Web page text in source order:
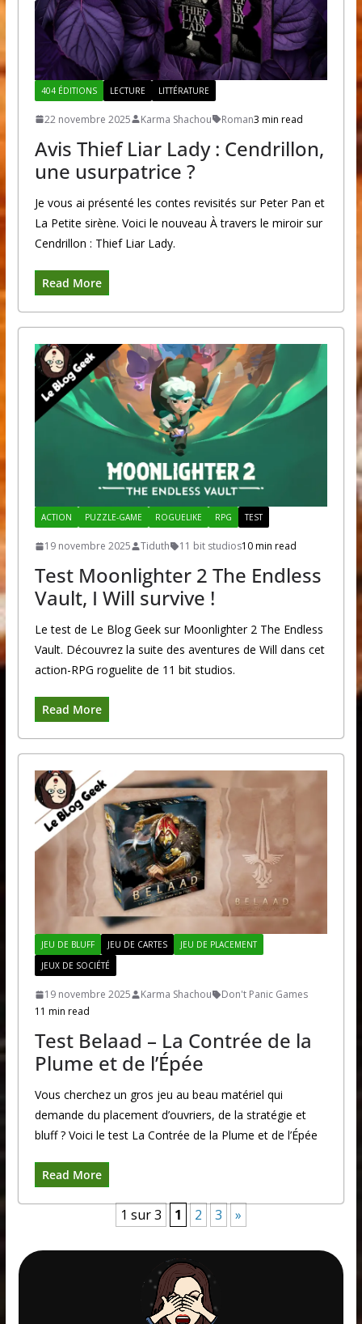
404 ÉDITIONS LECTURE LITTÉRATURE
22 novembre 2025 Karma Shachou Roman3 min read
Avis Thief Liar Lady : Cendrillon,
une usurpatrice ?
Je vous ai présenté les contes revisités sur Peter Pan et
La Petite sirène. Voici le nouveau À travers le miroir sur
Cendrillon : Thief Liar Lady.
Read More
ACTION PUZZLE-GAME ROGUELIKE RPG TEST
19 novembre 2025 Tiduth 11 bit studios10 min read
Test Moonlighter 2 The Endless
Vault, I Will survive !
Le test de Le Blog Geek sur Moonlighter 2 The Endless
Vault. Découvrez la suite des aventures de Will dans cet
action-RPG roguelite de 11 bit studios.
Read More
JEU DE BLUFF JEU DE CARTES
JEU DE PLACEMENT
JEUX DE SOCIÉTÉ
19 novembre 2025 Karma Shachou
Don't Panic Games
11 min read
Test Belaad – La Contrée de la
Plume et de l’Épée
Vous cherchez un gros jeu au beau matériel qui
demande du placement d’ouvriers, de la stratégie et
bluff ? Voici le test La Contrée de la Plume et de l’Épée
Read More
1 sur 3 1 2 3 »